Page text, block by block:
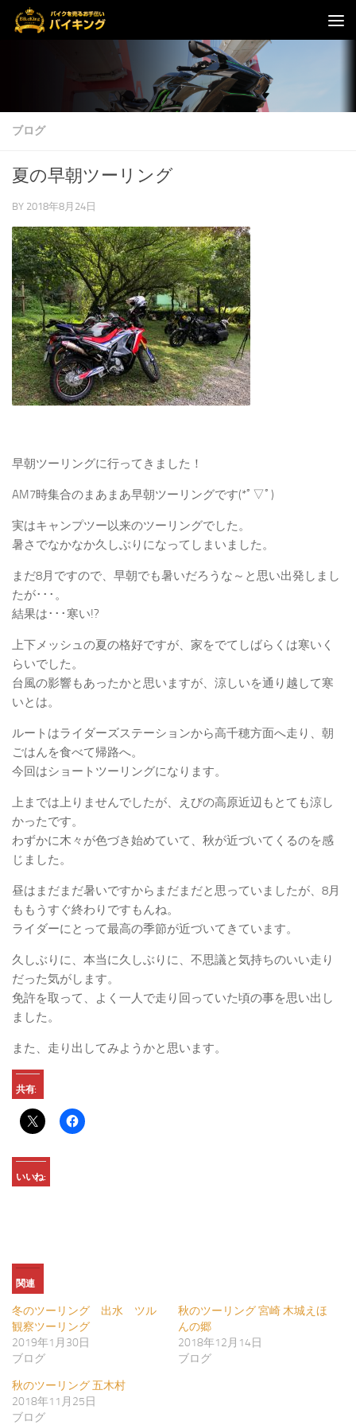
コンテンツへスキップ
ブログ
夏の早朝ツーリング
BY 2018年8月24日
早朝ツーリングに行ってきました！
AM7時集合のまあまあ早朝ツーリングです(*ﾟ▽ﾟ)
実はキャンプツー以来のツーリングでした。
暑さでなかなか久しぶりになってしまいました。
まだ8月ですので、早朝でも暑いだろうな～と思い出発しまし
たが･･･。
結果は･･･寒い!?
上下メッシュの夏の格好ですが、家をでてしばらくは寒いく
らいでした。
台風の影響もあったかと思いますが、涼しいを通り越して寒
いとは。
ルートはライダーズステーションから高千穂方面へ走り、朝
ごはんを食べて帰路へ。
今回はショートツーリングになります。
上までは上りませんでしたが、えびの高原近辺もとても涼し
かったです。
わずかに木々が色づき始めていて、秋が近づいてくるのを感
じました。
昼はまだまだ暑いですからまだまだと思っていましたが、8月
ももうすぐ終わりですもんね。
ライダーにとって最高の季節が近づいてきています。
久しぶりに、本当に久しぶりに、不思議と気持ちのいい走り
だった気がします。
免許を取って、よく一人で走り回っていた頃の事を思い出し
ました。
また、走り出してみようかと思います。
共有:
いいね:
関連
冬のツーリング 出水 ツル
観察ツーリング
2019年1月30日
ブログ
秋のツーリング 宮崎 木城えほ
んの郷
2018年12月14日
ブログ
秋のツーリング 五木村
2018年11月25日
ブログ